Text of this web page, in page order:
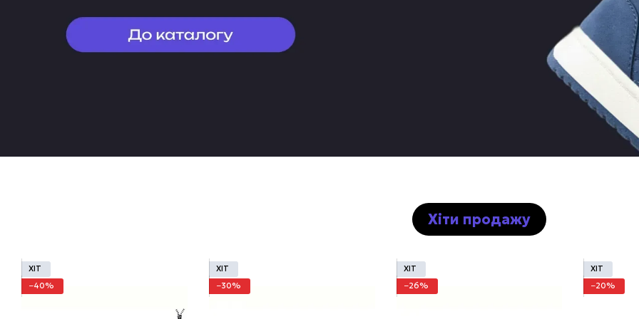
Хіти продажу
ХІТ
−40%
ХІТ
−30%
ХІТ
−26%
ХІТ
−20%